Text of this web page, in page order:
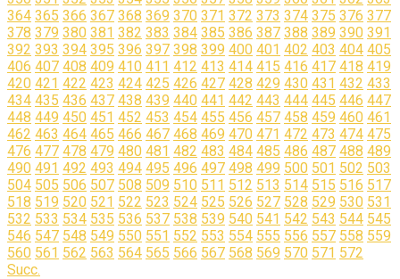
364 365 366 367 368 369 370 371 372 373 374 375 376 377
378 379 380 381 382 383 384 385 386 387 388 389 390 391
392 393 394 395 396 397 398 399 400 401 402 403 404 405
406 407 408 409 410 411 412 413 414 415 416 417 418 419
420 421 422 423 424 425 426 427 428 429 430 431 432 433
434 435 436 437 438 439 440 441 442 443 444 445 446 447
448 449 450 451 452 453 454 455 456 457 458 459 460 461
462 463 464 465 466 467 468 469 470 471 472 473 474 475
476 477 478 479 480 481 482 483 484 485 486 487 488 489
490 491 492 493 494 495 496 497 498 499 500 501 502 503
504 505 506 507 508 509 510 511 512 513 514 515 516 517
518 519 520 521 522 523 524 525 526 527 528 529 530 531
532 533 534 535 536 537 538 539 540 541 542 543 544 545
546 547 548 549 550 551 552 553 554 555 556 557 558 559
560 561 562 563 564 565 566 567 568 569 570 571 572
Succ.